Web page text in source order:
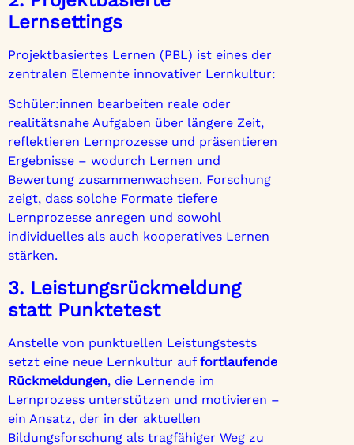
Lernsettings
Projektbasiertes Lernen (PBL) ist eines der
zentralen Elemente innovativer Lernkultur:
Schüler:innen bearbeiten reale oder
realitätsnahe Aufgaben über längere Zeit,
reflektieren Lernprozesse und präsentieren
Ergebnisse – wodurch Lernen und
Bewertung zusammenwachsen. Forschung
zeigt, dass solche Formate tiefere
Lernprozesse anregen und sowohl
individuelles als auch kooperatives Lernen
stärken.
3. Leistungsrückmeldung
statt Punktetest
Anstelle von punktuellen Leistungstests
setzt eine neue Lernkultur auf fortlaufende
Rückmeldungen, die Lernende im
Lernprozess unterstützen und motivieren –
ein Ansatz, der in der aktuellen
Bildungsforschung als tragfähiger Weg zu